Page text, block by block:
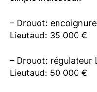
– Drouot:
Lieutaud: 35 000 €
– Drouot: régulateur
Lieutaud: 50 000 €